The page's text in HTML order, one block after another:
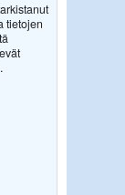
tietojen